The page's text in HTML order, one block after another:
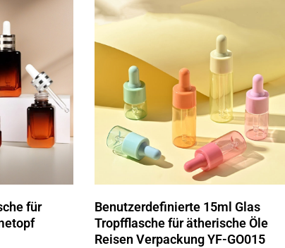
für
Benutzerdefinierte 15ml Glas
Tropfflasche für ätherische Öle
Reisen Verpackung YF-GO015